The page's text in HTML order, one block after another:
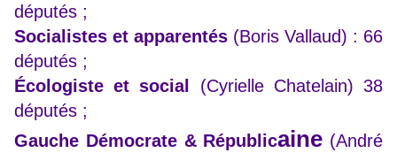
députés ;
Socialistes et apparentés (Boris Vallaud) : 66
députés ;
Écologiste et social (Cyrielle Chatelain) 38
députés ;
Gauche Démocrate & Républicaine (André